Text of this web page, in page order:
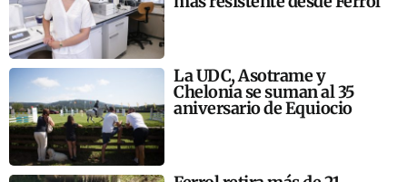
La UDC, Asotrame y
Chelonia se suman al 35
aniversario de Equiocio